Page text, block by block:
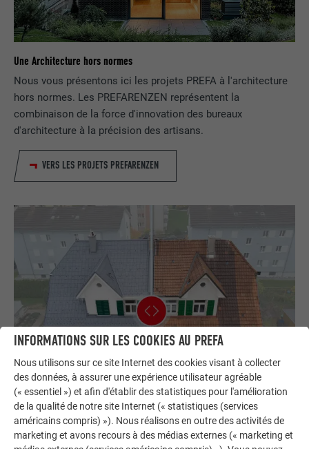
Une Architecture hors normes
Nous vous présentons ici les projets PREFA à l'architecture
hors normes. Les PREFARENZEN représentent la
combinaison de la force d'innovation des bureaux
d'architecture à la précision des artisans.
VERS LES PROJETS PREFARENZEN
Bâtiments avant et après la rénovation
INFORMATIONS SUR LES COOKIES AU PREFA
Nous utilisons sur ce site Internet des cookies visant à collecter
des données, à assurer une expérience utilisateur agréable
(« essentiel ») et afin d'établir des statistiques pour l'amélioration
de la qualité de notre site Internet (« statistiques (services
américains compris) »). Nous réalisons en outre des activités de
marketing et avons recours à des médias externes (« marketing et